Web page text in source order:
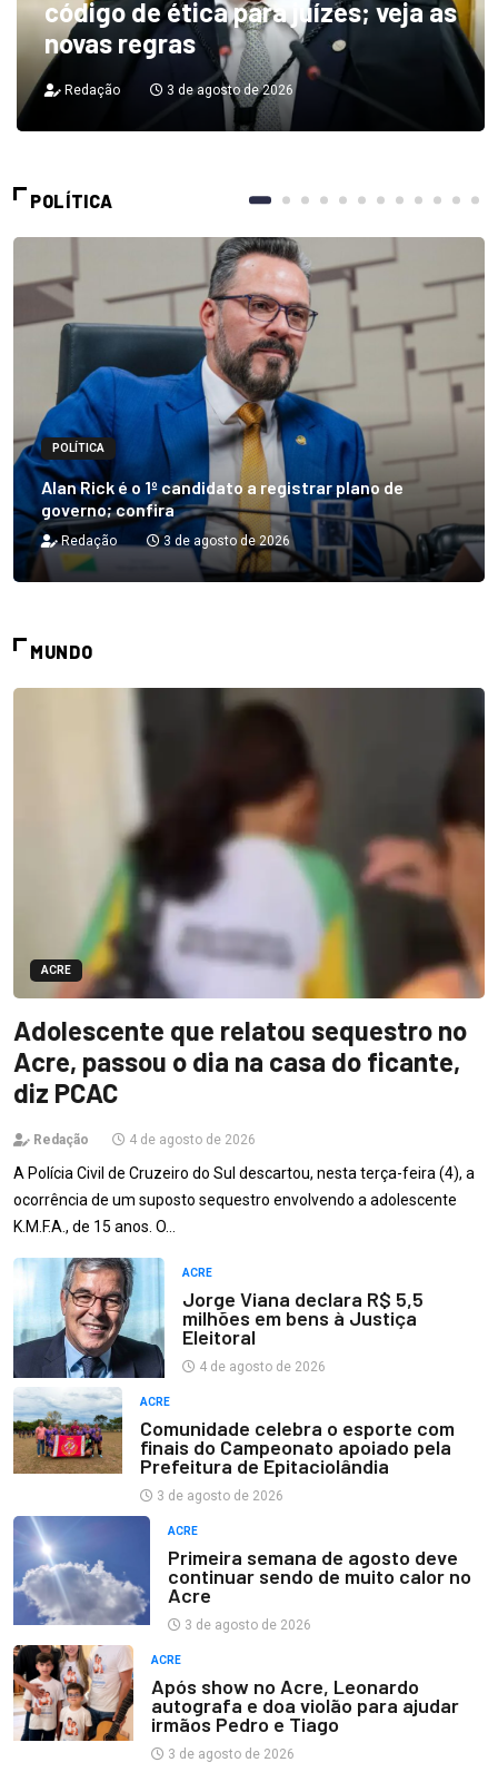
código de ética para juízes; veja as
novas regras
Redação 3 de agosto de 2026
POLÍTICA
POLÍTICA
Alan Rick é o 1º candidato a registrar plano de
governo; confira
Redação 3 de agosto de 2026
MUNDO
ACRE
Adolescente que relatou sequestro no
Acre, passou o dia na casa do ficante,
diz PCAC
Redação 4 de agosto de 2026
A Polícia Civil de Cruzeiro do Sul descartou, nesta terça-feira (4), a
ocorrência de um suposto sequestro envolvendo a adolescente
K.M.F.A., de 15 anos. O…
ACRE
Jorge Viana declara R$ 5,5
milhões em bens à Justiça
Eleitoral
4 de agosto de 2026
ACRE
Comunidade celebra o esporte com
finais do Campeonato apoiado pela
Prefeitura de Epitaciolândia
3 de agosto de 2026
ACRE
Primeira semana de agosto deve
continuar sendo de muito calor no
Acre
3 de agosto de 2026
ACRE
Após show no Acre, Leonardo
autografa e doa violão para ajudar
irmãos Pedro e Tiago
3 de agosto de 2026